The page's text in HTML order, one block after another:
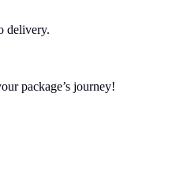
delivery.
package’s journey!